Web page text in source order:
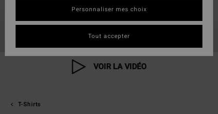
VOIR LA VIDÉO
T-Shirts
Personnaliser mes choix
Tout accepter